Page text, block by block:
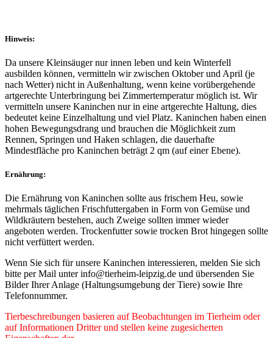
Hinweis:
Da unsere Kleinsäuger nur innen leben und kein Winterfell
ausbilden können, vermitteln wir zwischen Oktober und April (je
nach Wetter) nicht in Außenhaltung, wenn keine vorübergehende
artgerechte Unterbringung bei Zimmertemperatur möglich ist. Wir
vermitteln unsere Kaninchen nur in eine artgerechte Haltung, dies
bedeutet keine Einzelhaltung und viel Platz. Kaninchen haben einen
hohen Bewegungsdrang und brauchen die Möglichkeit zum
Rennen, Springen und Haken schlagen, die dauerhafte
Mindestfläche pro Kaninchen beträgt 2 qm (auf einer Ebene).
Ernährung:
Die Ernährung von Kaninchen sollte aus frischem Heu, sowie
mehrmals täglichen Frischfuttergaben in Form von Gemüse und
Wildkräutern bestehen, auch Zweige sollten immer wieder
angeboten werden. Trockenfutter sowie trocken Brot hingegen sollte
nicht verfüttert werden.
Wenn Sie sich für unsere Kaninchen interessieren, melden Sie sich
bitte per Mail unter info@tierheim-leipzig.de und übersenden Sie
Bilder Ihrer Anlage (Haltungsumgebung der Tiere) sowie Ihre
Telefonnummer.
Tierbeschreibungen basieren auf Beobachtungen im Tierheim oder
auf Informationen Dritter und stellen keine zugesicherten